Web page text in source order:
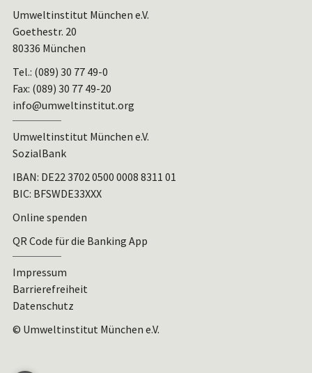
Umweltinstitut München e.V.
Goethestr. 20
80336 München
Tel.: (089) 30 77 49-0
Fax: (089) 30 77 49-20
info@umweltinstitut.org
Umweltinstitut München e.V.
SozialBank
IBAN: DE22 3702 0500 0008 8311 01
BIC: BFSWDE33XXX
Online spenden
QR Code für die Banking App
Impressum
Barrierefreiheit
Datenschutz
© Umweltinstitut München e.V.